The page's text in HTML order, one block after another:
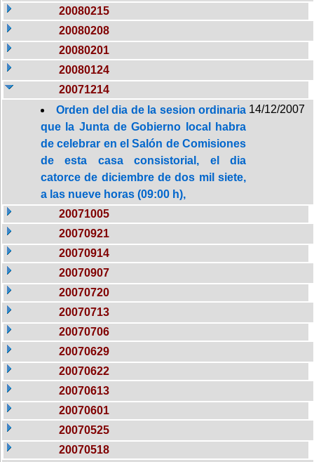
20080215
20080208
20080201
20080124
20071214
Orden del dia de la sesion ordinaria
que la Junta de Gobierno local habra
de celebrar en el Salón de Comisiones
de esta casa consistorial, el dia
catorce de diciembre de dos mil siete,
a las nueve horas (09:00 h),
14/12/2007
20071005
20070921
20070914
20070907
20070720
20070713
20070706
20070629
20070622
20070613
20070601
20070525
20070518